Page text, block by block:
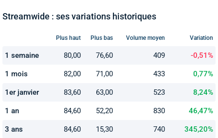
Streamwide : ses variations historiques
Plus haut Plus bas Volume moyen Variation
1 semaine 80,00 76,60 409 -0,51%
1 mois 82,00 71,00 433 0,77%
1er janvier 83,60 63,00 523 8,24%
1 an 84,60 52,20 830 46,47%
3 ans 84,60 15,30 740 345,20%